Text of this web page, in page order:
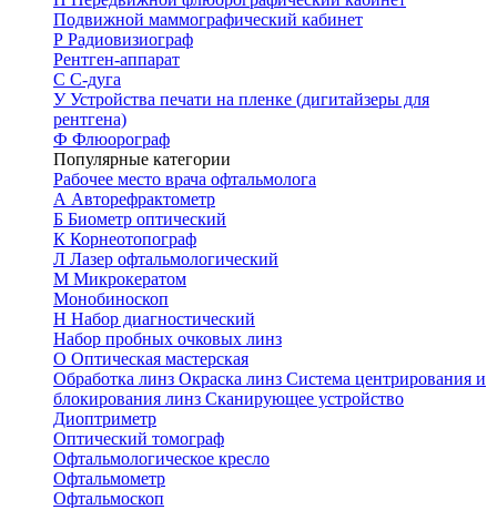
Подвижной маммографический кабинет
Р Радиовизиограф
Рентген-аппарат
С С-дуга
УУстройства печати на пленке (дигитайзеры для
рентгена)
Ф Флюорограф
Популярные категории
Рабочее место врача офтальмолога
А Авторефрактометр
Б Биометр оптический
К Корнеотопограф
Л Лазер офтальмологический
М Микрокератом
Монобиноскоп
Н Набор диагностический
Набор пробных очковых линз
О Оптическая мастерская
Обработка линз Окраска линз Система центрирования и
блокирования линз Сканирующее устройство
Диоптриметр
Оптический томограф
Офтальмологическое кресло
Офтальмометр
Офтальмоскоп